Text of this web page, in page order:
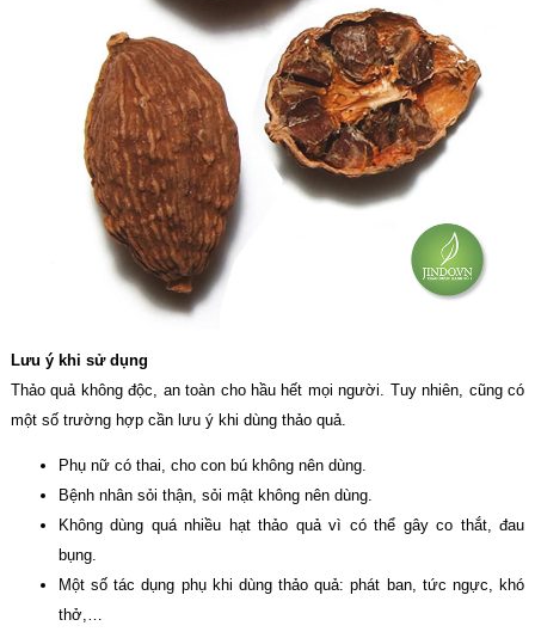
Lưu ý khi sử dụng
Thảo quả không độc, an toàn cho hầu hết mọi người. Tuy nhiên, cũng có
một số trường hợp cần lưu ý khi dùng thảo quả.
Phụ nữ có thai, cho con bú không nên dùng.
Bệnh nhân sỏi thận, sỏi mật không nên dùng.
Không dùng quá nhiều hạt thảo quả vì có thể gây co thắt, đau
bụng.
Một số tác dụng phụ khi dùng thảo quả: phát ban, tức ngực, khó
thở,…